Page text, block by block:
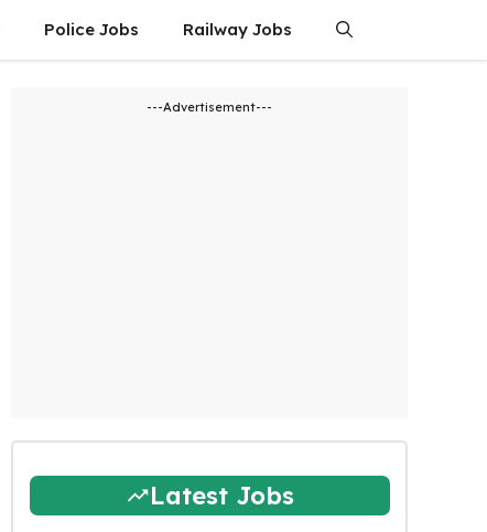
Police Jobs Railway Jobs
---Advertisement---
Latest Jobs